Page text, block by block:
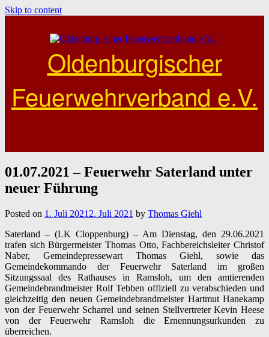
Skip to content
Oldenburgischer
Feuerwehrverband e.V.
01.07.2021 – Feuerwehr Saterland unter
neuer Führung
Posted on 1. Juli 2021 2. Juli 2021 by Thomas Giehl
Saterland – (LK Cloppenburg) – Am Dienstag, den 29.06.2021
trafen sich Bürgermeister Thomas Otto, Fachbereichsleiter Christof
Naber, Gemeindepressewart Thomas Giehl, sowie das
Gemeindekommando der Feuerwehr Saterland im großen
Sitzungssaal des Rathauses in Ramsloh, um den amtierenden
Gemeindebrandmeister Rolf Tebben offiziell zu verabschieden und
gleichzeitig den neuen Gemeindebrandmeister Hartmut Hanekamp
von der Feuerwehr Scharrel und seinen Stellvertreter Kevin Heese
von der Feuerwehr Ramsloh die Ernennungsurkunden zu
überreichen.